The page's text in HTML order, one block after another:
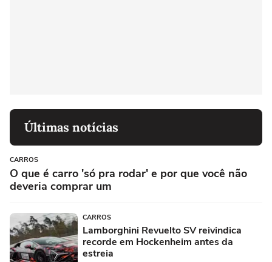
Últimas notícias
CARROS
O que é carro 'só pra rodar' e por que você não
deveria comprar um
CARROS
Lamborghini Revuelto SV reivindica
recorde em Hockenheim antes da
estreia